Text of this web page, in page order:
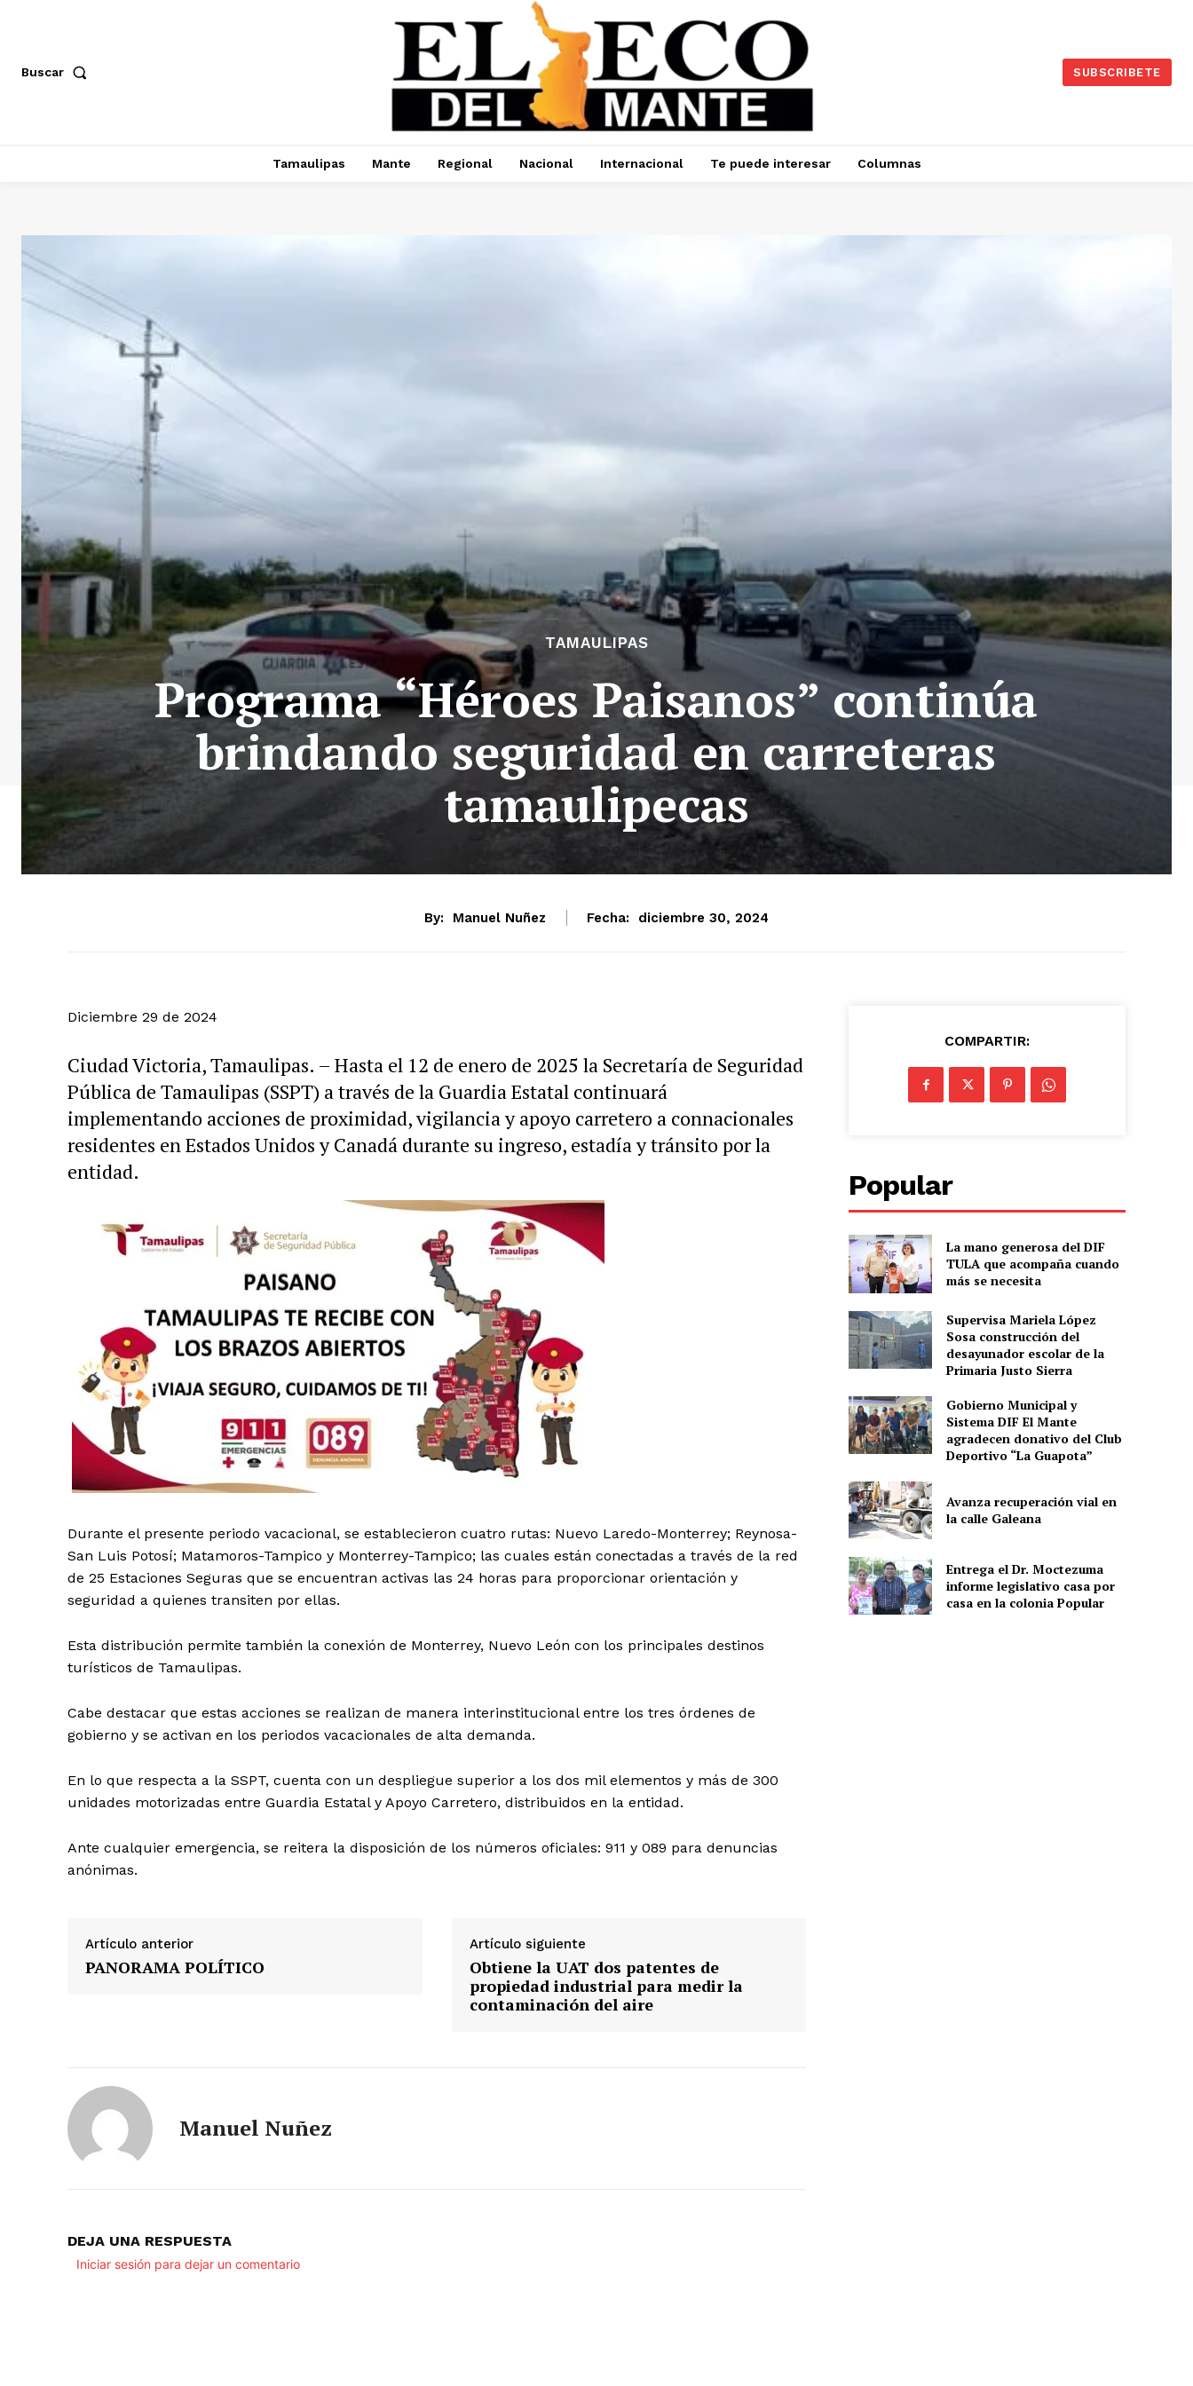
Buscar SUBSCRIBETE
Tamaulipas Mante Regional Nacional Internacional Te puede interesar Columnas
TAMAULIPAS
Programa “Héroes Paisanos” continúa
brindando seguridad en carreteras
tamaulipecas
By: Manuel Nuñez Fecha: diciembre 30, 2024
Diciembre 29 de 2024
Ciudad Victoria, Tamaulipas. – Hasta el 12 de enero de 2025 la Secretaría de Seguridad
Pública de Tamaulipas (SSPT) a través de la Guardia Estatal continuará
implementando acciones de proximidad, vigilancia y apoyo carretero a connacionales
residentes en Estados Unidos y Canadá durante su ingreso, estadía y tránsito por la
entidad.
Durante el presente periodo vacacional, se establecieron cuatro rutas: Nuevo Laredo-Monterrey; Reynosa-
San Luis Potosí; Matamoros-Tampico y Monterrey-Tampico; las cuales están conectadas a través de la red
de 25 Estaciones Seguras que se encuentran activas las 24 horas para proporcionar orientación y
seguridad a quienes transiten por ellas.
Esta distribución permite también la conexión de Monterrey, Nuevo León con los principales destinos
turísticos de Tamaulipas.
Cabe destacar que estas acciones se realizan de manera interinstitucional entre los tres órdenes de
gobierno y se activan en los periodos vacacionales de alta demanda.
En lo que respecta a la SSPT, cuenta con un despliegue superior a los dos mil elementos y más de 300
unidades motorizadas entre Guardia Estatal y Apoyo Carretero, distribuidos en la entidad.
Ante cualquier emergencia, se reitera la disposición de los números oficiales: 911 y 089 para denuncias
anónimas.
Artículo anterior
PANORAMA POLÍTICO
Artículo siguiente
Obtiene la UAT dos patentes de
propiedad industrial para medir la
contaminación del aire
Manuel Nuñez
DEJA UNA RESPUESTA
Iniciar sesión para dejar un comentario
COMPARTIR:
Popular
La mano generosa del DIF
TULA que acompaña cuando
más se necesita
Supervisa Mariela López
Sosa construcción del
desayunador escolar de la
Primaria Justo Sierra
Gobierno Municipal y
Sistema DIF El Mante
agradecen donativo del Club
Deportivo “La Guapota”
Avanza recuperación vial en
la calle Galeana
Entrega el Dr. Moctezuma
informe legislativo casa por
casa en la colonia Popular